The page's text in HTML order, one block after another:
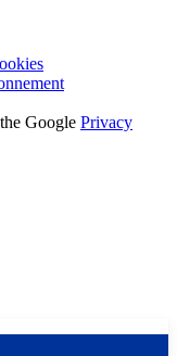
Google Privacy